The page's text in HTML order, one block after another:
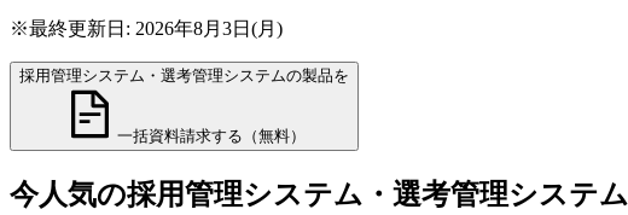
※最終更新日: 2026年8月3日(月)
採用管理システム・選考管理システムの製品を
一括資料請求する（無料）
今人気の採用管理システム・選考管理システム